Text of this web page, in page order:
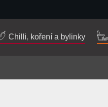
Chilli, koření a bylinky